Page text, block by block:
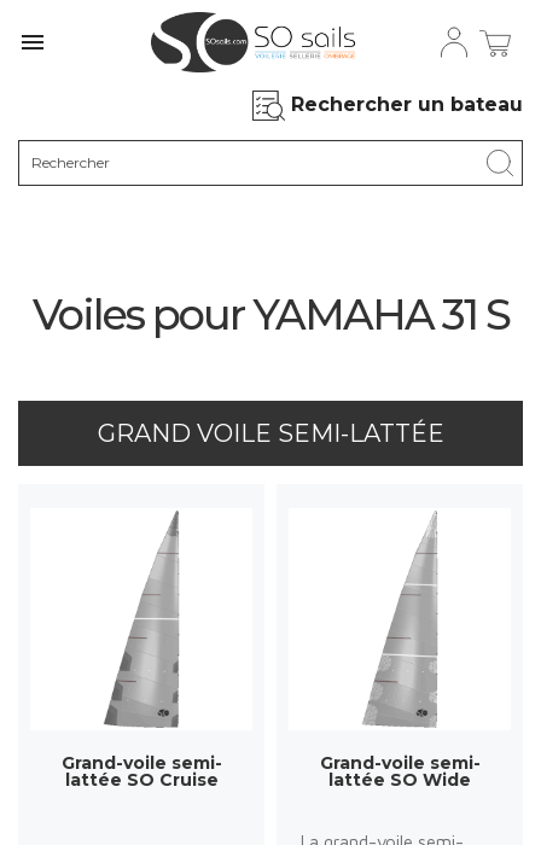

Rechercher un bateau
Voiles pour YAMAHA 31 S
GRAND VOILE SEMI-LATTÉE
Grand-voile semi-
lattée SO Cruise
Grand-voile semi-
lattée SO Wide